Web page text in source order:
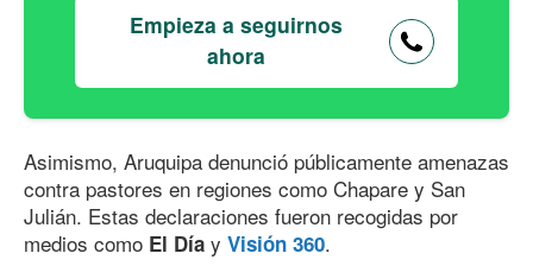
Empieza a seguirnos
ahora
Asimismo, Aruquipa denunció públicamente amenazas
contra pastores en regiones como Chapare y San
Julián. Estas declaraciones fueron recogidas por
medios como El Día y Visión 360.